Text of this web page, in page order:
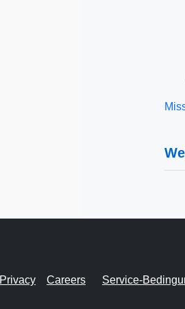
Privacy Careers Service-